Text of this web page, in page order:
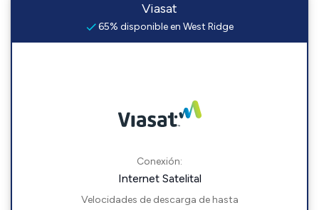
Viasat
65% disponible en West Ridge
Conexión:
Internet Satelital
Velocidades de descarga de hasta